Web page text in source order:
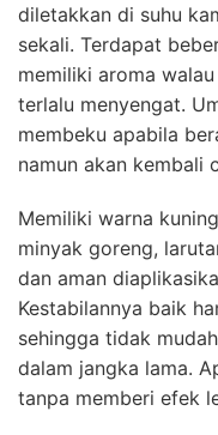
diletakkan di suhu
sekali. Terdapat
memiliki aroma
terlalu menyengat.
membeku apabila
namun akan kembali
Memiliki warna
minyak goreng,
dan aman
Kestabilannya baik
sehingga tidak
dalam jangka lama.
tanpa memberi efek